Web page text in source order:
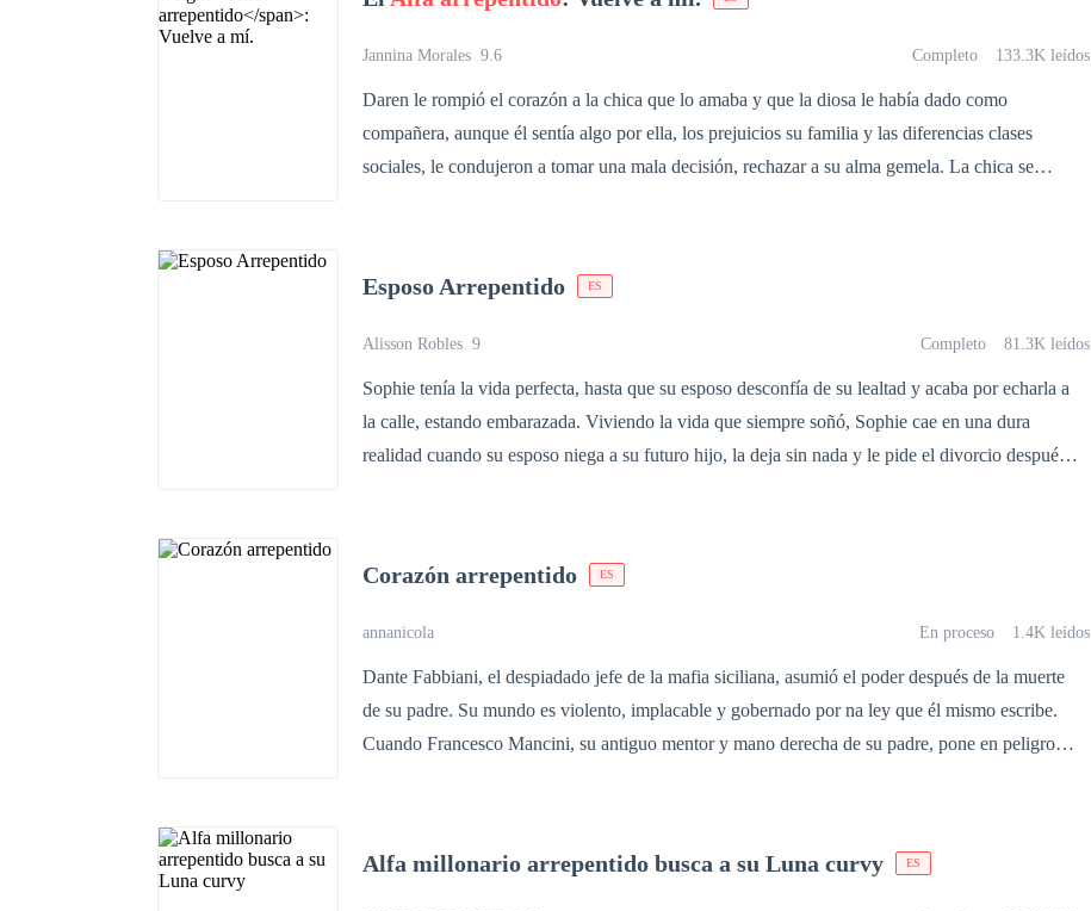
despiadada, descubre una verdad perturbadora que desafía sus convicciones. A medida que la
venganza consume su ser, ¿hasta dónde estará dispuesto a llegar para obtener justicia? En un
¿Logrará Brad su cometido o la espiral de su propia sed de venganza lo conducirá a su
perdición?
Jannina Morales 9.6 Completo 133.3K leídos
Daren le rompió el corazón a la chica que lo amaba y que la diosa le había dado como
compañera, aunque él sentía algo por ella, los prejuicios su familia y las diferencias clases
sociales, le condujeron a tomar una mala decisión, rechazar a su alma gemela. La chica se
significaba más que una chica de su colección de conquistas, pero él jamás supo que ella estaba
. Meses después se enteró, cuando le dieron la noticia de que Aurora había muerto en un fatal
Esposo Arrepentido ES
Alisson Robles 9 Completo 81.3K leídos
Sophie tenía la vida perfecta, hasta que su esposo desconfía de su lealtad y acaba por echarla a
la calle, estando embarazada. Viviendo la vida que siempre soñó, Sophie cae en una dura
realidad cuando su esposo niega a su futuro hijo, la deja sin nada y le pide el divorcio después
incógnitas, mucho amor y sobre todo, mucho dama. Todo esto y más en, Esposo Arrepentido.
Corazón arrepentido ES
annanicola En proceso 1.4K leídos
Dante Fabbiani, el despiadado jefe de la mafia siciliana, asumió el poder después de la muerte
de su padre. Su mundo es violento, implacable y gobernado por na ley que él mismo escribe.
Cuando Francesco Mancini, su antiguo mentor y mano derecha de su padre, pone en peligro a
de un hombre que encarna todo lo que le enseñaron a temer. Pero Dante no es solo un jefe
Alfa millonario arrepentido busca a su Luna curvy ES